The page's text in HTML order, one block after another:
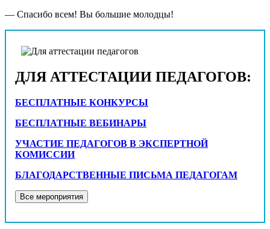
— Спасибо всем! Вы большие молодцы!
ДЛЯ АТТЕСТАЦИИ ПЕДАГОГОВ:
БЕСПЛАТНЫЕ КОНКУРСЫ
БЕСПЛАТНЫЕ ВЕБИНАРЫ
УЧАСТИЕ ПЕДАГОГОВ В ЭКСПЕРТНОЙ
КОМИССИИ
БЛАГОДАРСТВЕННЫЕ ПИСЬМА ПЕДАГОГАМ